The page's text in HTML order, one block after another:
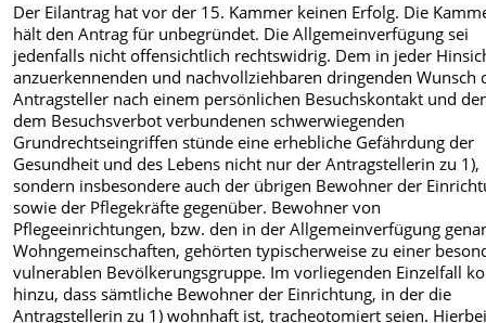
Der Eilantrag hat vor der 15. Kammer keinen Erfolg. Die
hält den Antrag für unbegründet. Die Allgemeinverfügung sei
jedenfalls nicht offensichtlich rechtswidrig. Dem in jeder
anzuerkennenden und nachvollziehbaren dringenden Wunsch
Antragsteller nach einem persönlichen Besuchskontakt und
dem Besuchsverbot verbundenen schwerwiegenden
Grundrechtseingriffen stünde eine erhebliche Gefährdung der
Gesundheit und des Lebens nicht nur der Antragstellerin zu 1),
sondern insbesondere auch der übrigen Bewohner der
sowie der Pflegekräfte gegenüber. Bewohner von
Pflegeeinrichtungen, bzw. den in der Allgemeinverfügung
Wohngemeinschaften, gehörten typischerweise zu einer
vulnerablen Bevölkerungsgruppe. Im vorliegenden Einzelfall
hinzu, dass sämtliche Bewohner der Einrichtung, in der die
Antragstellerin zu 1) wohnhaft ist, tracheotomiert seien.